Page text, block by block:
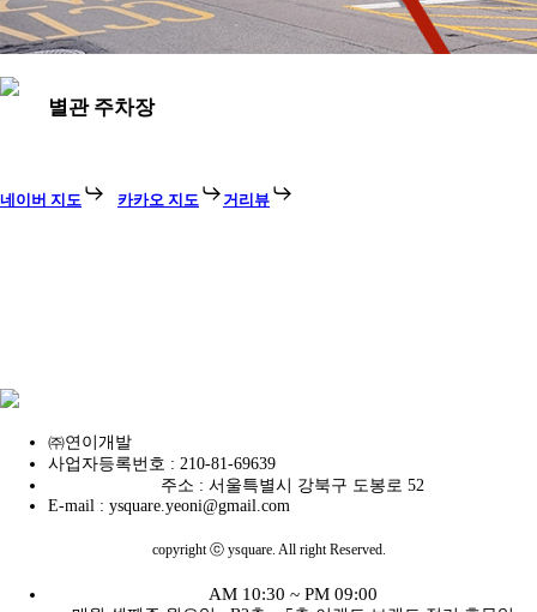
별관 주차장
네이버 지도 카카오 지도 거리뷰
㈜연이개발
사업자등록번호 : 210-81-69639
주소 : 서울특별시 강북구 도봉로 52
E-mail : ysquare.yeoni@gmail.com
copyright ⓒ ysquare. All right Reserved.
AM 10:30 ~ PM 09:00